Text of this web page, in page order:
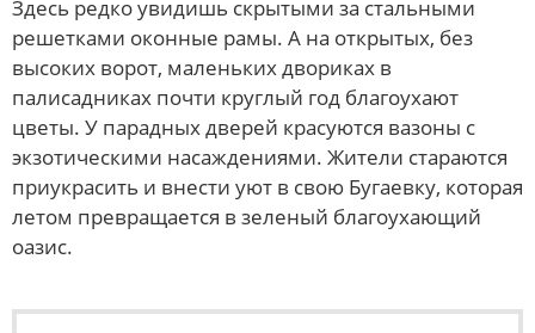
Здесь редко увидишь скрытыми за стальными
решетками оконные рамы. А на открытых, без
высоких ворот, маленьких двориках в
палисадниках почти круглый год благоухают
цветы. У парадных дверей красуются вазоны с
экзотическими насаждениями. Жители стараются
приукрасить и внести уют в свою Бугаевку, которая
летом превращается в зеленый благоухающий
оазис.